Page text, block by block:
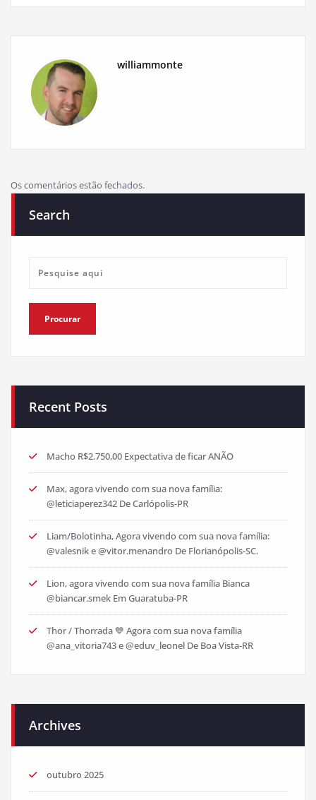
williammonte
Os comentários estão fechados.
Search
Recent Posts
Macho R$2.750,00 Expectativa de ficar ANÃO
Max, agora vivendo com sua nova família:
@leticiaperez342 De Carlópolis-PR
Liam/Bolotinha, Agora vivendo com sua nova família:
@valesnik e @vitor.menandro De Florianópolis-SC.
Lion, agora vivendo com sua nova família Bianca
@biancar.smek Em Guaratuba-PR
Thor / Thorrada 💙 Agora com sua nova família
@ana_vitoria743 e @eduv_leonel De Boa Vista-RR
Archives
outubro 2025